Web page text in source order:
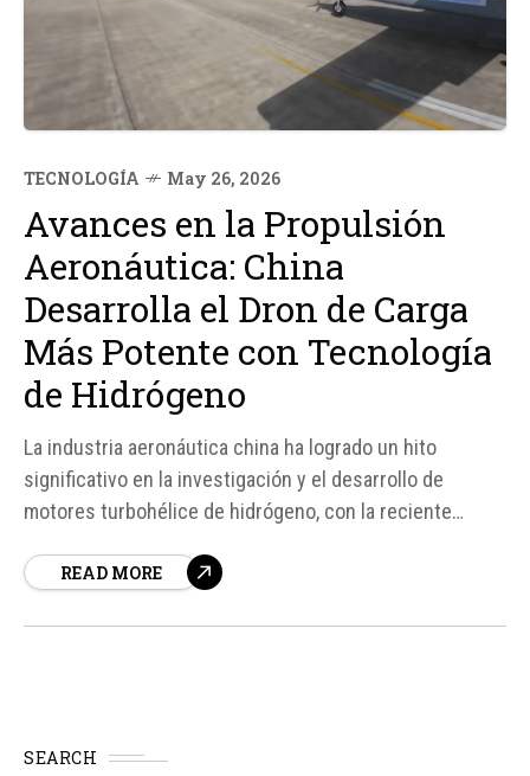
TECNOLOGÍA May 26, 2026
Avances en la Propulsión
Aeronáutica: China
Desarrolla el Dron de Carga
Más Potente con Tecnología
de Hidrógeno
La industria aeronáutica china ha logrado un hito
significativo en la investigación y el desarrollo de
motores turbohélice de hidrógeno, con la reciente
para ser utilizado en drones de carga. Este avance
READ MORE
SEARCH